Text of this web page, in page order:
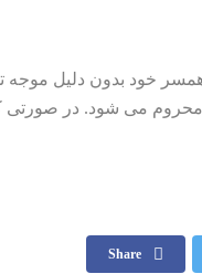
خود بدون دلیل موجه
می شود. در صورتی
Share